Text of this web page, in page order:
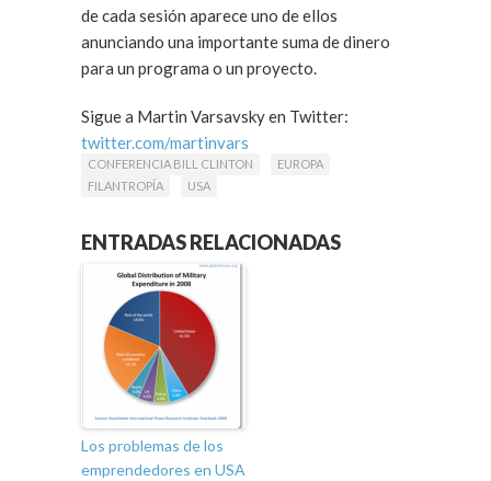
de cada sesión aparece uno de ellos
anunciando una importante suma de dinero
para un programa o un proyecto.
Sigue a Martin Varsavsky en Twitter:
twitter.com/martinvars
CONFERENCIA BILL CLINTON
EUROPA
FILANTROPÍA
USA
ENTRADAS RELACIONADAS
Los problemas de los
emprendedores en USA